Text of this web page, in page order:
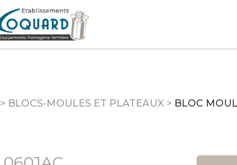
> BLOCS-MOULES ET PLATEAUX > BLOC